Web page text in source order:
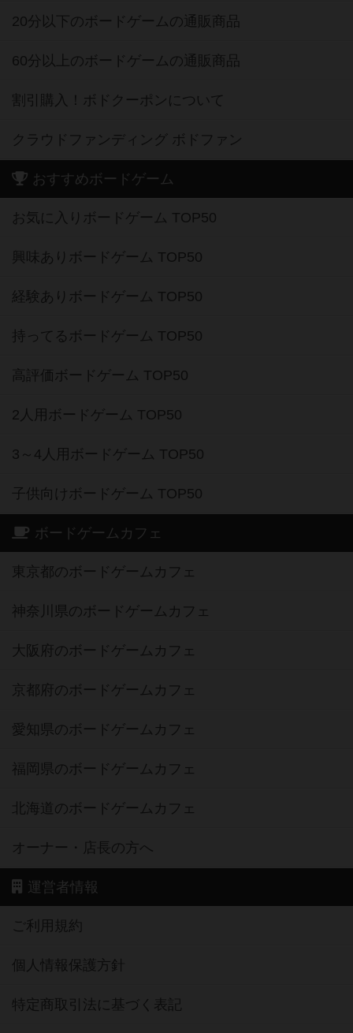
20分以下のボードゲームの通販商品
60分以上のボードゲームの通販商品
割引購入！ボドクーポンについて
クラウドファンディング ボドファン
おすすめボードゲーム
お気に入りボードゲーム TOP50
興味ありボードゲーム TOP50
経験ありボードゲーム TOP50
持ってるボードゲーム TOP50
高評価ボードゲーム TOP50
2人用ボードゲーム TOP50
3～4人用ボードゲーム TOP50
子供向けボードゲーム TOP50
ボードゲームカフェ
東京都のボードゲームカフェ
神奈川県のボードゲームカフェ
大阪府のボードゲームカフェ
京都府のボードゲームカフェ
愛知県のボードゲームカフェ
福岡県のボードゲームカフェ
北海道のボードゲームカフェ
オーナー・店長の方へ
運営者情報
ご利用規約
個人情報保護方針
特定商取引法に基づく表記